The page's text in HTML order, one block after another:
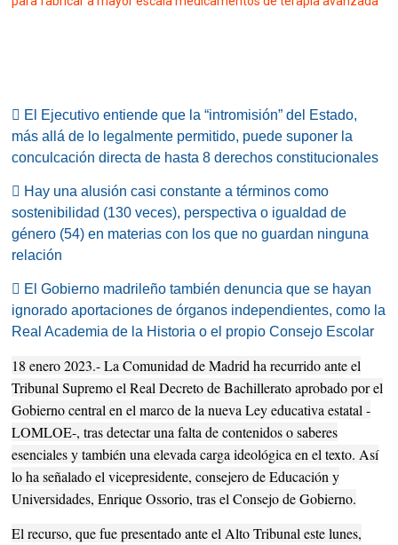
 El Ejecutivo entiende que la “intromisión” del Estado,
más allá de lo legalmente permitido, puede suponer la
conculcación directa de hasta 8 derechos constitucionales
 Hay una alusión casi constante a términos como
sostenibilidad (130 veces), perspectiva o igualdad de
género (54) en materias con los que no guardan ninguna
relación
 El Gobierno madrileño también denuncia que se hayan
ignorado aportaciones de órganos independientes, como la
Real Academia de la Historia o el propio Consejo Escolar
18 enero 2023.- La Comunidad de Madrid ha recurrido ante el
Tribunal Supremo el Real Decreto de Bachillerato aprobado por el
Gobierno central en el marco de la nueva Ley educativa estatal -
LOMLOE-, tras detectar una falta de contenidos o saberes
esenciales y también una elevada carga ideológica en el texto. Así
lo ha señalado el vicepresidente, consejero de Educación y
Universidades, Enrique Ossorio, tras el Consejo de Gobierno.
El recurso, que fue presentado ante el Alto Tribunal este lunes,